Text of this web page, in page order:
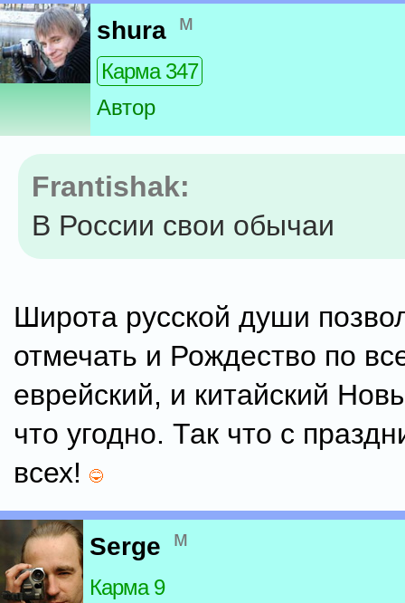
shura м
Карма 347
Автор
Frantishak:
В России свои обычаи
Широта русской души
отмечать и Рождество по
еврейский, и китайский
что угодно. Так что с
всех!
Serge м
Карма 9